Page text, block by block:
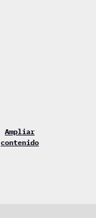
Ampliar
contenido